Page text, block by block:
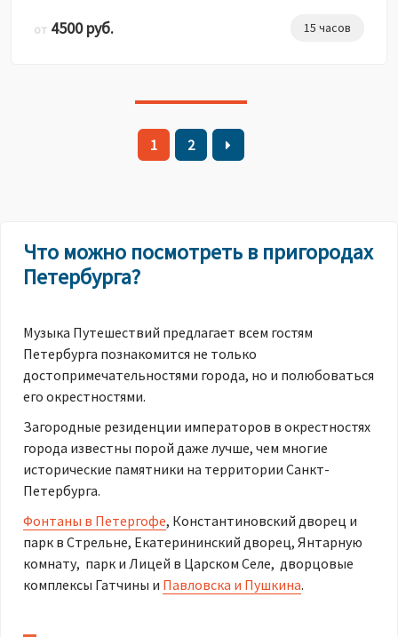
от 4500 руб. 15 часов
1 2
Что можно посмотреть в пригородах
Петербурга?
Музыка Путешествий предлагает всем гостям
Петербурга познакомится не только
достопримечательностями города, но и полюбоваться
его окрестностями.
Загородные резиденции императоров в окрестностях
города известны порой даже лучше, чем многие
исторические памятники на территории Санкт-
Петербурга.
Фонтаны в Петергофе, Константиновский дворец и
парк в Стрельне, Екатерининский дворец, Янтарную
комнату, парк и Лицей в Царском Селе, дворцовые
комплексы Гатчины и Павловска и Пушкина.